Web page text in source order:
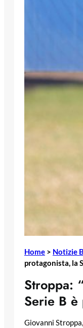
Home > Notizie
protagonista, la
Stroppa:
Serie B
Giovanni